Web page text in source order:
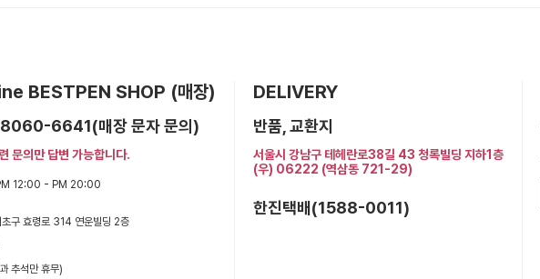
BESTPEN SHOP (매장)
6641(매장 문자 문의)
문의만 답변 가능합니다.
12:00 - PM 20:00
초구 효령로 314 연운빌딩 2층
추석만 휴무)
DELIVERY
반품, 교환지
서울시 강남구 테헤란로38길 43 청록빌딩 지하1층
(우) 06222 (역삼동 721-29)
한진택배(1588-0011)